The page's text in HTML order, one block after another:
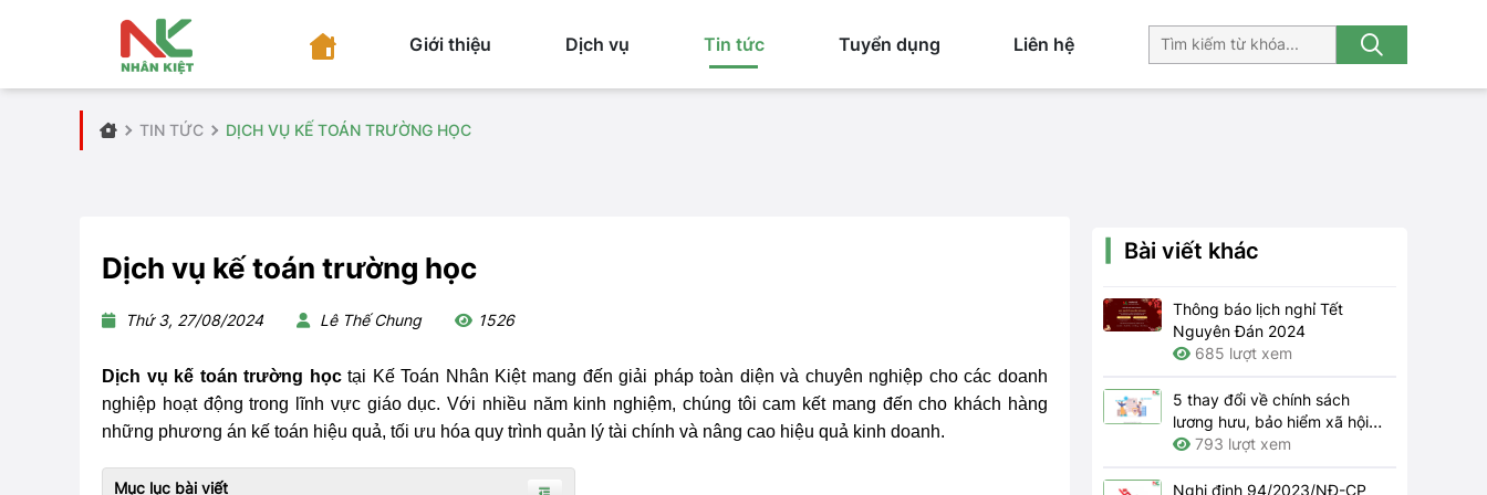
Giới thiệu Dịch vụ Tin tức Tuyển dụng Liên hệ
TIN TỨC DỊCH VỤ KẾ TOÁN TRƯỜNG HỌC
Dịch vụ kế toán trường học
Thứ 3, 27/08/2024 Lê Thế Chung 1526
Dịch vụ kế toán trường họctại Kế Toán Nhân Kiệt mang đến giải pháp toàn diện và chuyên nghiệp cho các doanh
nghiệp hoạt động trong lĩnh vực giáo dục.Với nhiều năm kinh nghiệm, chúng tôi cam kết mang đến cho khách hàng
những phương án kế toán hiệu quả, tối ưu hóa quy trình quản lý tài chính và nâng cao hiệu quả kinh doanh.
Mục lục bài viết
Bài viết khác
Thông báo lịch nghỉ Tết
Nguyên Đán 2024
685 lượt xem
5 thay đổi về chính sách
lương hưu, bảo hiểm xã hội
năm 2024
793 lượt xem
Nghị định 94/2023/NĐ-CP